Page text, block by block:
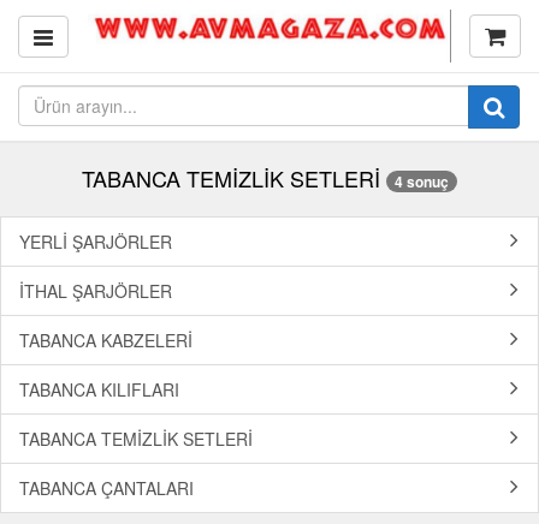
TABANCA TEMİZLİK SETLERİ 4 sonuç
YERLİ ŞARJÖRLER
İTHAL ŞARJÖRLER
TABANCA KABZELERİ
TABANCA KILIFLARI
TABANCA TEMİZLİK SETLERİ
TABANCA ÇANTALARI